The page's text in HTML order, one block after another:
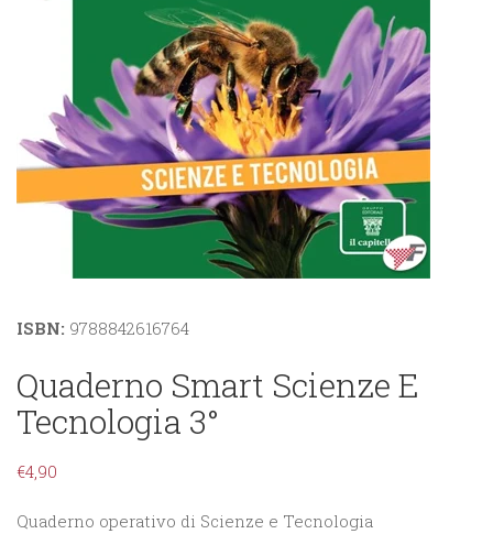
ISBN: 9788842616764
Quaderno Smart Scienze E
Tecnologia 3°
€4,90
Quaderno operativo di Scienze e Tecnologia